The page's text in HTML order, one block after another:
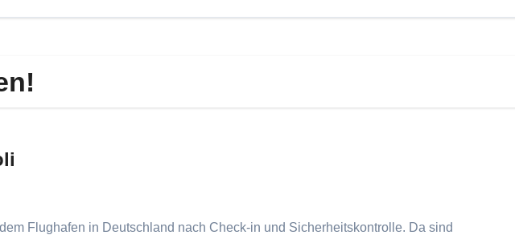
Flughafen in Deutschland nach Check-in und Sicherheitskontrolle. Da sind